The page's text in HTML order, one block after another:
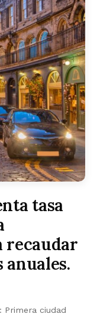
tasa
recaudar
anuales.
Primera ciudad